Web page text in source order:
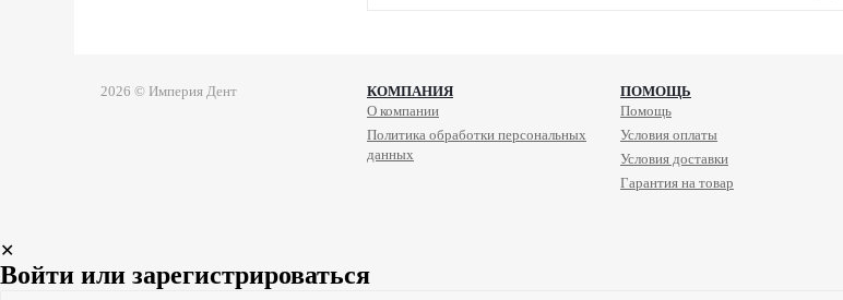
2026 © Империя Дент КОМПАНИЯ
ПОМОЩЬ
О компании
Политика обработки персональных
данных
Помощь
Условия оплаты
Условия доставки
Гарантия на товар
✕
Войти или зарегистрироваться